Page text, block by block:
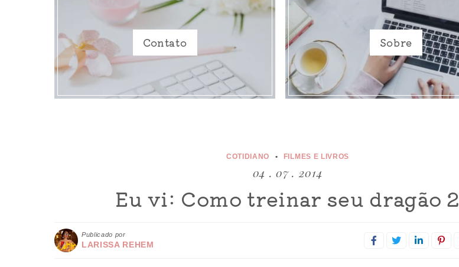
Contato Sobre
COTIDIANO FILMES E LIVROS
04 . 07 . 2014
Eu vi: Como treinar seu dragão 2
Publicado por
LARISSA REHEM